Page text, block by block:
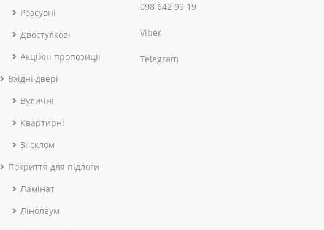
Розсувні
Двостулкові
Акційні пропозиції
Вхідні двері
Вуличні
Квартирні
Зі склом
Покриття для підлоги
Ламінат
Лінолеум
098 642 99 19
Viber
Telegram